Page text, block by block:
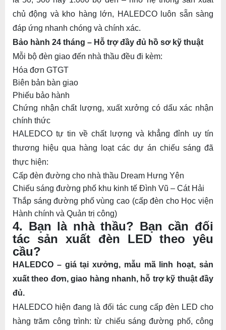
chủ động và kho hàng lớn, HALEDCO luôn sẵn sàng
đáp ứng nhanh chóng và chính xác.
Bảo hành 24 tháng – Hỗ trợ đầy đủ hồ sơ kỹ thuật
Mỗi bộ đèn giao đến nhà thầu đều đi kèm:
Hóa đơn GTGT
Biên bản bàn giao
Phiếu bảo hành
Chứng nhận chất lượng, xuất xưởng có dấu xác nhận
chính thức
HALEDCO tự tin về chất lượng và khẳng đỉnh uy tín
thương hiệu qua hàng loạt các dự án chiếu sáng đã
thực hiện:
Cấp đèn đường cho nhà thầu Dream Hưng Yên
Chiếu sáng đường phố khu kinh tế Đình Vũ – Cát Hải
Thắp sáng đường phố vùng cao (cấp đèn cho Học viện
Hành chính và Quản trị công)
4. Bạn là nhà thầu? Bạn cần đối
tác sản xuất đèn LED theo yêu
cầu?
HALEDCO – giá tại xưởng, mẫu mã linh hoạt, sản
xuất theo đơn, giao hàng nhanh, hỗ trợ kỹ thuật đầy
đủ.
HALEDCO hiện đang là đối tác cung cấp đèn LED cho
hàng trăm công trình: từ chiếu sáng đường phố, công